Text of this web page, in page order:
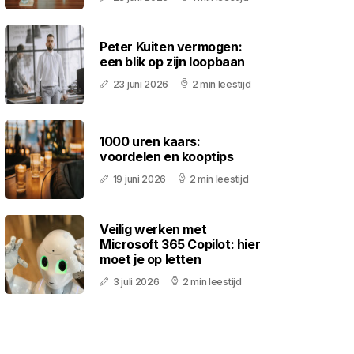
Peter Kuiten vermogen:
een blik op zijn loopbaan
23 juni 2026 2 min leestijd
1000 uren kaars:
voordelen en kooptips
19 juni 2026 2 min leestijd
Veilig werken met
Microsoft 365 Copilot: hier
moet je op letten
3 juli 2026 2 min leestijd